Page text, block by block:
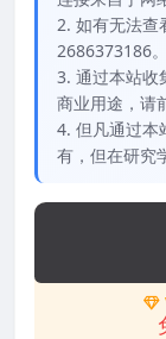
2. 如有无法查
2686373186。
3. 通过本站收
商业用途，请
4. 但凡通过本
有，但在研究